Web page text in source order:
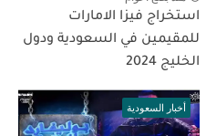
استخراج فيزا الامارات
للمقيمين في السعودية ودول
الخليج 2024
أخبار السعودية